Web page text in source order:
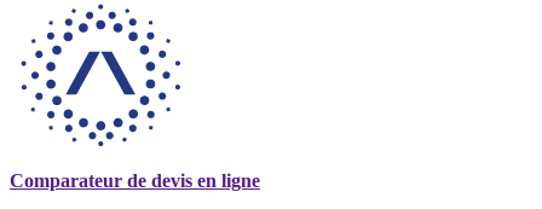
Comparateur de devis en ligne